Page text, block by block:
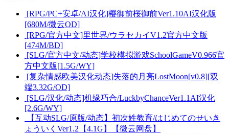
[RPG/PC+安卓/AI汉化]樱御前桜御前Ver1.10AI汉化版
[680M/微云OD]
[RPG/官方中文]里世界/ウラセカイV1.2官方中文版
[474M/BD]
[SLG/官方中文/动态]学校模拟游戏SchoolGameV0.966官
方中文版[1.5G/WY]
[复杂情感欧美汉化动态]失落的月亮LostMoon[v0.8][双
端3.32G/OD]
[SLG/汉化/动态]机缘巧合/LuckbyChanceVer1.1AI汉化
[2.6G/WY]
【互动SLG/原版/动态】初次姓教育/はじめてのせいき
ょういくVer1.2【4.1G】【微云网盘】